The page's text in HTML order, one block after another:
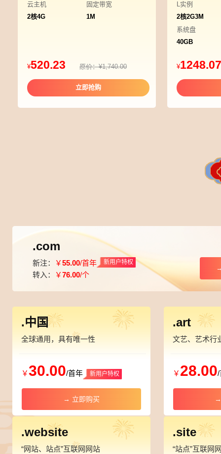
云主机
2核4G
固定带宽
1M
¥520.23 原价：¥1,740.00
立即抢购
L实例
2核2G3M
系统盘
40GB
¥1248.07
.com
新注： ￥55.00/首年 新用户特权
转入： ￥76.00/个
.中国
全球通用，具有唯一性
￥30.00/首年
→ 立即购买
.art
文艺、艺术行
￥ 28.00/
→
.website
“网站、站点”互联网网站
.site
“站点”互联网